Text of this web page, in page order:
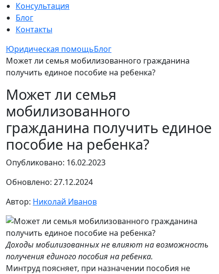
Консультация
Блог
Контакты
Юридическая помощьБлог
Может ли семья мобилизованного гражданина
получить единое пособие на ребенка?
Может ли семья
мобилизованного
гражданина получить единое
пособие на ребенка?
Опубликовано: 16.02.2023
Обновлено: 27.12.2024
Автор: Николай Иванов
Доходы мобилизованных не влияют на возможность
получения единого пособия на ребенка.
Минтруд поясняет, при назначении пособия не